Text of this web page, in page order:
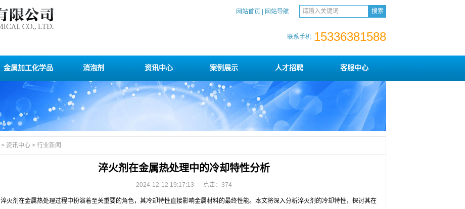
网站首页 网站导航
联系手机 15336381588
金属加工化学品 消泡剂 资讯中心 案例展示 人才招聘 客服中心
> 资讯中心 > 行业新闻
淬火剂在金属热处理中的冷却特性分析
2024-12-12 19:17:13 点击： 374
淬火剂在金属热处理过程中扮演着至关重要的角色，其冷却特性直接影响金属材料的最终性能。本文将深入分析淬火剂的冷却特性，探讨其在